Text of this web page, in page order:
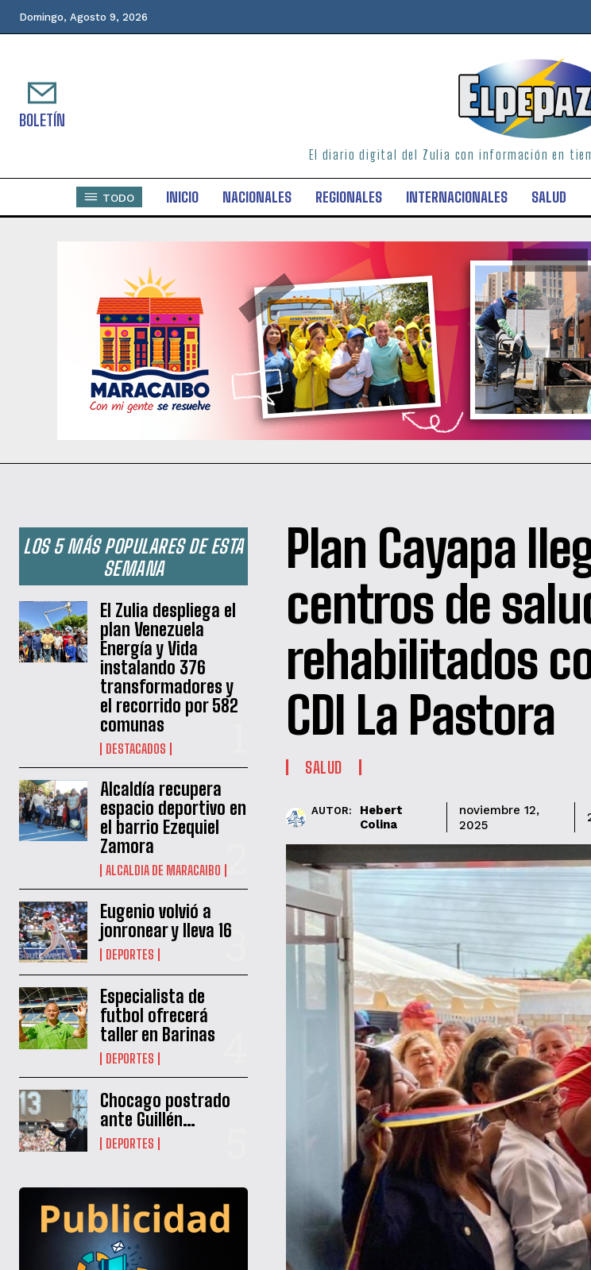
Domingo, Agosto 9, 2026
BOLETÍN
El diario digital del Zulia con información en
TODO INICIO NACIONALES REGIONALES INTERNACIONALES SALUD
LOS 5 MÁS POPULARES DE ESTA
SEMANA
El Zulia despliega el
plan Venezuela
Energía y Vida
instalando 376
transformadores y
el recorrido por 582
comunas
DESTACADOS
Alcaldía recupera
espacio deportivo en
el barrio Ezequiel
Zamora
ALCALDIA DE MARACAIBO
Eugenio volvió a
jonronear y lleva 16
DEPORTES
Especialista de
futbol ofrecerá
taller en Barinas
DEPORTES
Chocago postrado
ante Guillén…
DEPORTES
Plan Cayapa
centros de
rehabilitados
CDI La Pastora
SALUD
AUTOR:
Hebert
Colina
noviembre 12,
2025